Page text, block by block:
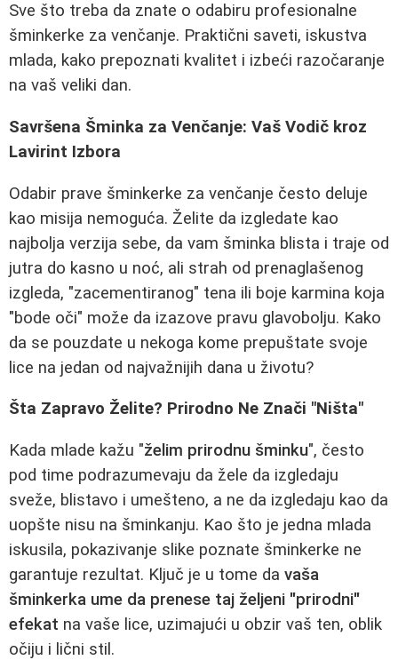
Sve što treba da znate o odabiru profesionalne
šminkerke za venčanje. Praktični saveti, iskustva
mlada, kako prepoznati kvalitet i izbeći razočaranje
na vaš veliki dan.
Savršena Šminka za Venčanje: Vaš Vodič kroz
Lavirint Izbora
Odabir prave šminkerke za venčanje često deluje
kao misija nemoguća. Želite da izgledate kao
najbolja verzija sebe, da vam šminka blista i traje od
jutra do kasno u noć, ali strah od prenaglašenog
izgleda, "zacementiranog" tena ili boje karmina koja
"bode oči" može da izazove pravu glavobolju. Kako
da se pouzdate u nekoga kome prepuštate svoje
lice na jedan od najvažnijih dana u životu?
Šta Zapravo Želite? Prirodno Ne Znači "Ništa"
Kada mlade kažu "želim prirodnu šminku", često
pod time podrazumevaju da žele da izgledaju
sveže, blistavo i umešteno, a ne da izgledaju kao da
uopšte nisu na šminkanju. Kao što je jedna mlada
iskusila, pokazivanje slike poznate šminkerke ne
garantuje rezultat. Ključ je u tome da vaša
šminkerka ume da prenese taj željeni "prirodni"
efekat na vaše lice, uzimajući u obzir vaš ten, oblik
očiju i lični stil.